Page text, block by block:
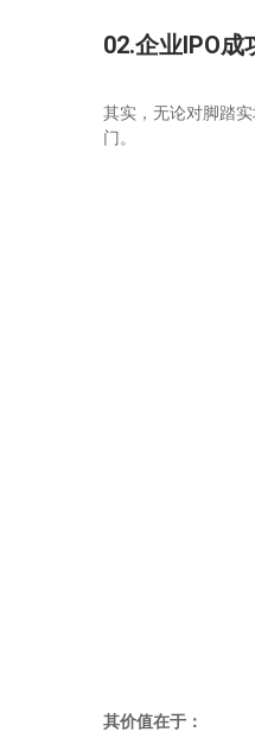
02.企业IPO成
其实，无论对脚踏
门。
其价值在于：